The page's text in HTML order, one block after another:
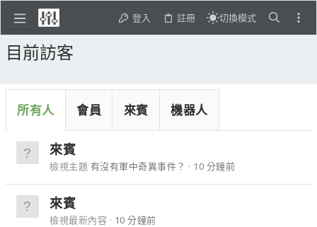
登入 註冊 切換模式
目前訪客
所有人 會員 來賓 機器人
來賓
檢視主題 有沒有軍中奇異事件？ 10 分鐘前
來賓
檢視最新內容 10 分鐘前